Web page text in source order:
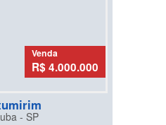
Venda
R$ 4.000.000
- SP